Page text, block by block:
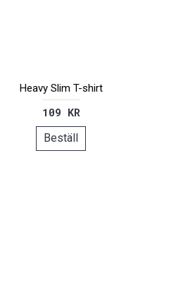
Heavy Slim T-shirt
109 KR
Beställ